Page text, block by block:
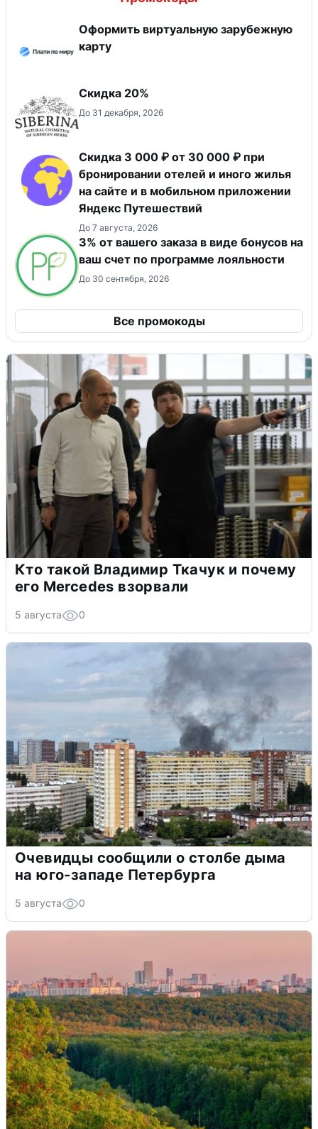
Оформить виртуальную зарубежную
карту
Скидка 20%
До 31 декабря, 2026
Скидка 3 000 ₽ от 30 000 ₽ при
бронировании отелей и иного жилья
на сайте и в мобильном приложении
Яндекс Путешествий
До 7 августа, 2026
3% от вашего заказа в виде бонусов на
ваш счет по программе лояльности
До 30 сентября, 2026
Все промокоды
Кто такой Владимир Ткачук и почему
его Mercedes взорвали
5 августа 0
Очевидцы сообщили о столбе дыма
на юго-западе Петербурга
5 августа 0